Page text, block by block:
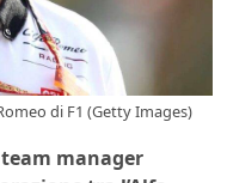
di F1 (Getty Images)
manager